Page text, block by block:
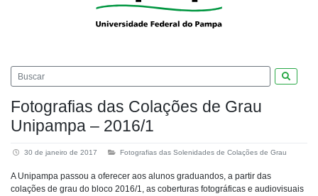
Fotografias das Colações de Grau
Unipampa – 2016/1
30 de janeiro de 2017 Fotografias das Solenidades de Colações de Grau
A Unipampa passou a oferecer aos alunos graduandos, a partir das
colações de grau do bloco 2016/1, as coberturas fotográficas e audiovisuais